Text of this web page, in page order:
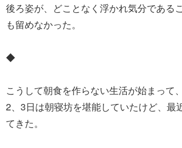
後ろ姿が、どことなく浮かれ気分である
も留めなかった。
◆
こうして朝食を作らない生活が始まって
2、3日は朝寝坊を堪能していたけど、最
てきた。